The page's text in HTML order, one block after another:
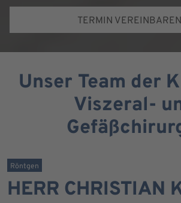
TERMIN VEREINBAREN
Unser Team der
Viszeral-
Röntgen
HERR CHRISTIAN